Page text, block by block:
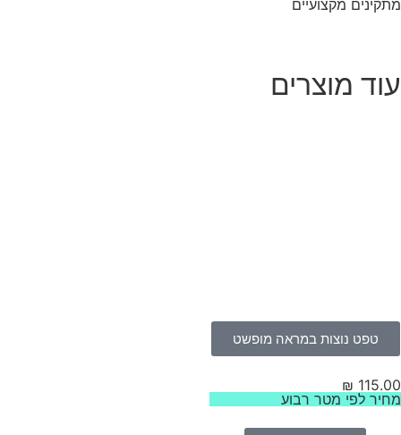
מקצועיים
מוצרים
טפט נוצות במראה מופשט
₪
לפי מטר רבוע